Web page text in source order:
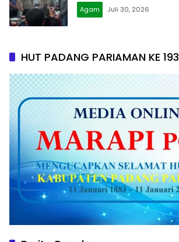
Agam Juli 30, 2026
HUT PADANG PARIAMAN KE 193